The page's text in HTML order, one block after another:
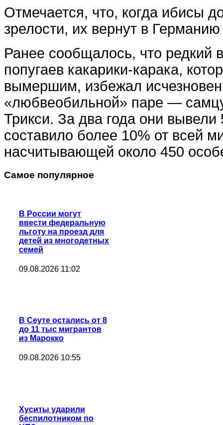
Отмечается, что, когда ибисы
зрелости, их вернут в
Ранее сообщалось, что редкий
попугаев какарики-карака,
вымершим, избежал
«любвеобильной» паре —
Трикси. За два года они вывели
составило более 10% от всей
насчитывающей около 450
Самое популярное
В России могут
ввести федеральную
льготу на проезд для
детей из многодетных
семей
09.08.2026 11:02
В Сеуте остались от 8
до 11 тыс мигрантов
из Марокко
09.08.2026 10:55
Хуситы ударили
беспилотником по